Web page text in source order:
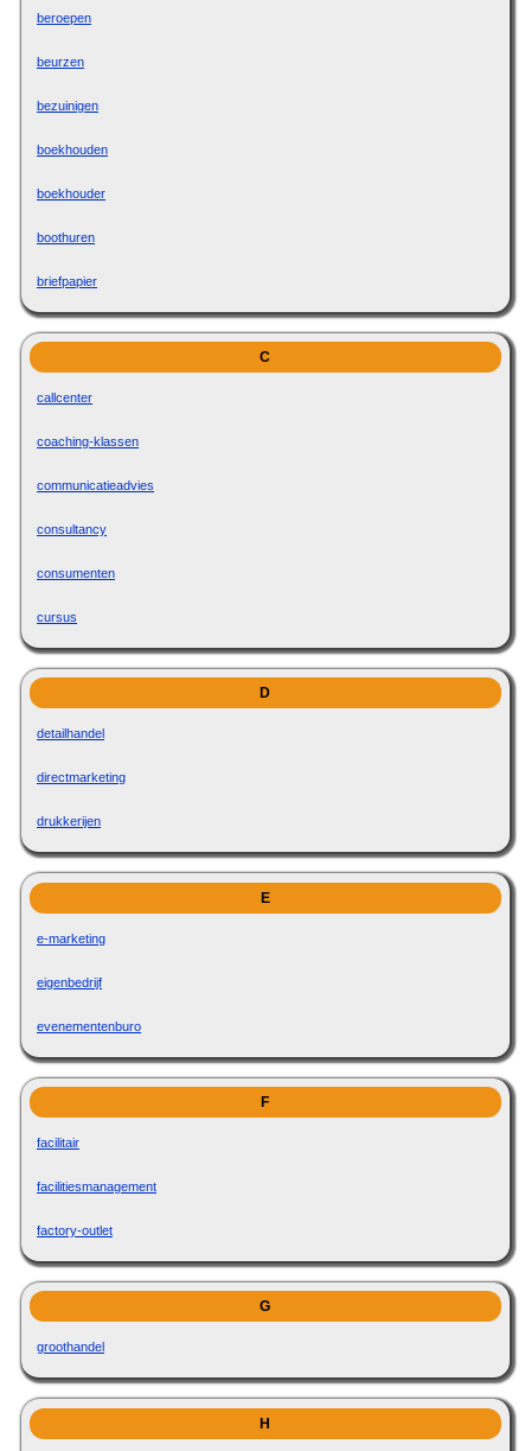
beroepen
beurzen
bezuinigen
boekhouden
boekhouder
boothuren
briefpapier
C
callcenter
coaching-klassen
communicatieadvies
consultancy
consumenten
cursus
D
detailhandel
directmarketing
drukkerijen
E
e-marketing
eigenbedrijf
evenementenburo
F
facilitair
facilitiesmanagement
factory-outlet
G
groothandel
H